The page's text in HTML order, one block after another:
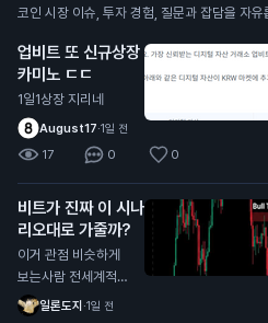
코인 시장 이슈, 투자 경험, 질문과 잡담을 자
업비트 또 신규상장
카미노 ㄷㄷ
1일1상장 지리네
August17·1일 전
17 0 0
비트가 진짜 이 시나
리오대로 가줄까?
이거 관점 비슷하게
보는사람 전세계적으
로 너무 많던데
일론도지 ·1일 전